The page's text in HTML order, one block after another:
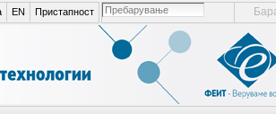
пребарување ел. места
напредно пребарување...
Пристапност
EN